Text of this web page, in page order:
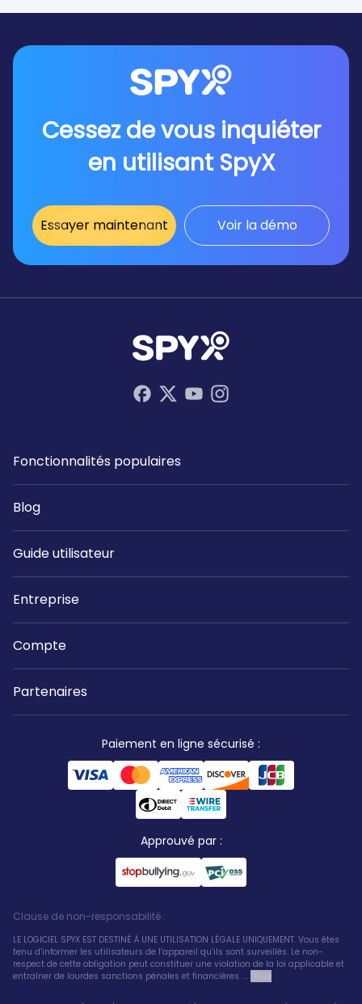
Cessez de vous inquiéter
en utilisant SpyX
Essayer maintenant Voir la démo
Fonctionnalités populaires
Blog
Guide utilisateur
Entreprise
Compte
Partenaires
Paiement en ligne sécurisé :
Approuvé par :
Clause de non-responsabilité :
LE LOGICIEL SPYX EST DESTINÉ À UNE UTILISATION LÉGALE UNIQUEMENT. Vous êtes
tenu d’informer les utilisateurs de l’appareil qu’ils sont surveillés. Le non-
respect de cette obligation peut constituer une violation de la loi applicable et
entraîner de lourdes sanctions pénales et financières. ...